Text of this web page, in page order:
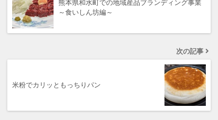
熊本県和水町での地域産品ブランディング事業
～食いしん坊編～
次の記事
米粉でカリッともっちりパン